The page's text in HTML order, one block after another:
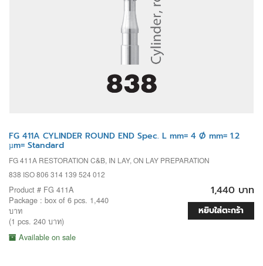
FG 411A CYLINDER ROUND END Spec. L mm= 4 Ø mm= 1.2
µm= Standard
FG 411A RESTORATION C&B, IN LAY, ON LAY PREPARATION
838 ISO 806 314 139 524 012
Product # FG 411A
Package : box of 6 pcs. 1,440
บาท
(1 pcs. 240 บาท)
Available on sale
1,440 บาท
หยิบใส่ตะกร้า